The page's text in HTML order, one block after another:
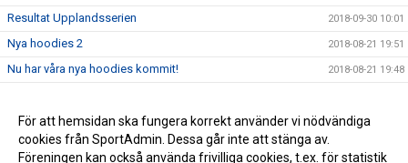
Resultat Upplandsserien 2018-09-30 10:01
Nya hoodies 2 2018-08-21 19:51
Nu har våra nya hoodies kommit! 2018-08-21 19:48
Avslutning på Kvarngården 2018-08-01 14:32
KM 2018 2018-08-01 14:26
För att hemsidan ska fungera korrekt använder vi nödvändiga
cookies från SportAdmin. Dessa går inte att stänga av.
Föreningen kan också använda frivilliga cookies, t.ex. för statistik